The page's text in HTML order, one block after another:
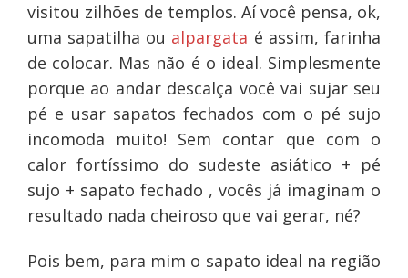
visitou zilhões de templos. Aí você pensa, ok,
uma sapatilha ou alpargata é assim, farinha
de colocar. Mas não é o ideal. Simplesmente
porque ao andar descalça você vai sujar seu
pé e usar sapatos fechados com o pé sujo
incomoda muito! Sem contar que com o
calor fortíssimo do sudeste asiático + pé
sujo + sapato fechado , vocês já imaginam o
resultado nada cheiroso que vai gerar, né?
Pois bem, para mim o sapato ideal na região